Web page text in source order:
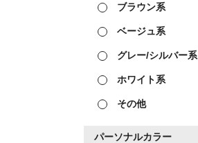
ブラウン系
ベージュ系
グレー/シルバー系
ホワイト系
その他
パーソナルカラー